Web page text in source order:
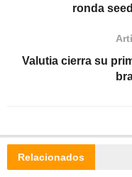
ronda
Valutia cierra su
Relacionados